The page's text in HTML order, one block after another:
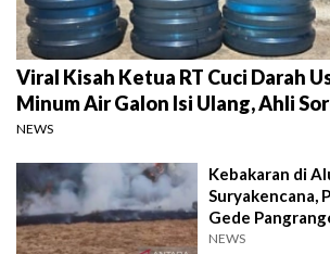
Viral Kisah Ketua RT Cuci Darah
Minum Air Galon Isi Ulang, Ahli
NEWS
Kebakaran di
Suryakencana,
Gede
Hari
NEWS